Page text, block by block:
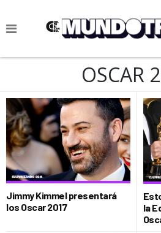
NOTICIAS
CIENCIA Y TECNOLOGÍA
VIDA
SOCIEDAD
CULTURIZANDO.COM
OSCAR
Jimmy Kimmel presentará
los Oscar 2017
la